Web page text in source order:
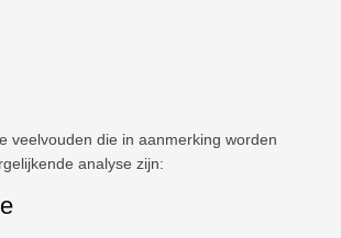
veelvouden die in aanmerking worden
analyse zijn: